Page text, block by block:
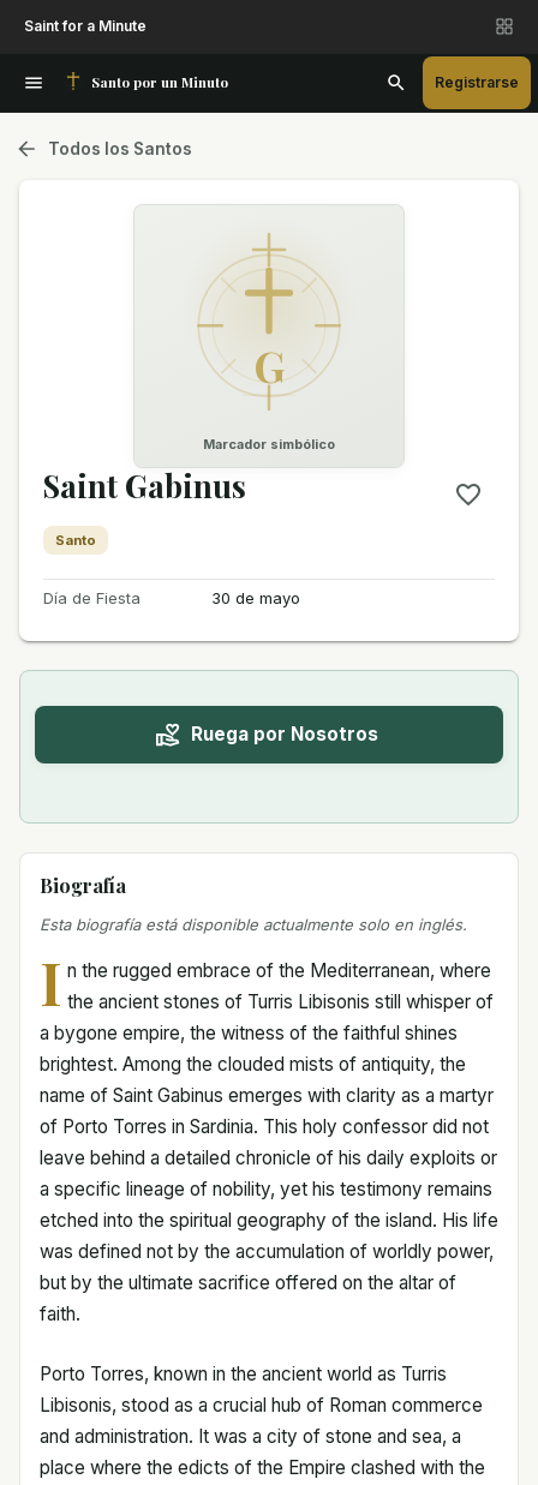
Saint for a Minute
Santo por un Minuto Registrarse
Todos los Santos
G
Marcador simbólico
Saint Gabinus
Santo
Día de Fiesta 30 de mayo
Ruega por Nosotros
Biografía
Esta biografía está disponible actualmente solo en inglés.
I n the rugged embrace of the Mediterranean, where
the ancient stones of Turris Libisonis still whisper of
a bygone empire, the witness of the faithful shines
brightest. Among the clouded mists of antiquity, the
name of Saint Gabinus emerges with clarity as a martyr
of Porto Torres in Sardinia. This holy confessor did not
leave behind a detailed chronicle of his daily exploits or
a specific lineage of nobility, yet his testimony remains
etched into the spiritual geography of the island. His life
was defined not by the accumulation of worldly power,
but by the ultimate sacrifice offered on the altar of
faith.
Porto Torres, known in the ancient world as Turris
Libisonis, stood as a crucial hub of Roman commerce
and administration. It was a city of stone and sea, a
place where the edicts of the Empire clashed with the